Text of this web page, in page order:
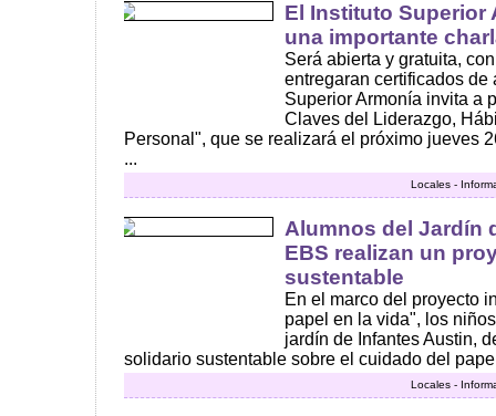
El Instituto Superior
una importante
Será abierta y gratuita,
entregaran certificados de
Superior Armonía invita a
Claves del Liderazgo,
Personal", que se realizará el próximo jueves
...
Locales -
Alumnos del Jardín
EBS realizan un
sustentable
En el marco del proyecto
papel en la vida", los
jardín de Infantes Austin,
solidario sustentable sobre el cuidado del
Locales -